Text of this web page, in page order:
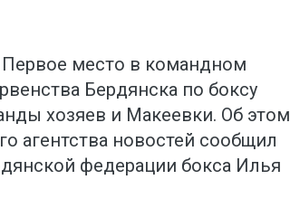
место в командном
Бердянска по боксу
хозяев и Макеевки. Об этом
агентства новостей сообщил
федерации бокса Илья